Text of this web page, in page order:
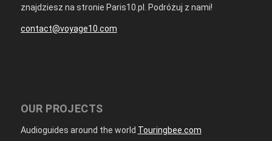
znajdziesz na stronie Paris10.pl. Podróżuj z nami!
contact@voyage10.com
OUR PROJECTS
Audioguides around the world Touringbee.com